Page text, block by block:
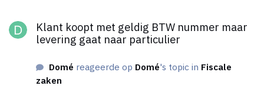
voor elk geretourneerd artikel? Het gaat mij hier
uitsluitend om de juridische verklaring, niet of het
van je webshop etc.
Klant koopt met geldig BTW nummer maar
levering gaat naar particulier
Domé reageerde op Domé's topic in Fiscale
zaken